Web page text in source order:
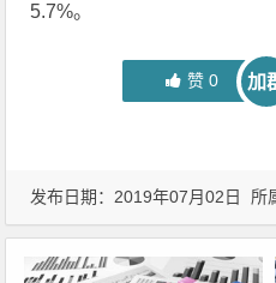
5.7%。
赞 0 加
发布日期：2019年07月02日 所